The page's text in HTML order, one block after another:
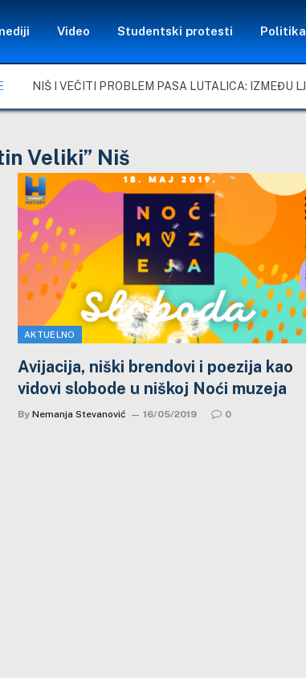
Video Studentski protesti Politika
Veliki” Niš
AKTUELNO
Avijacija, niški brendovi i poezija kao
vidovi slobode u niškoj Noći muzeja
By Nemanja Stevanović 16/05/2019 0